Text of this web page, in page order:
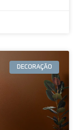
DECORAÇÃO